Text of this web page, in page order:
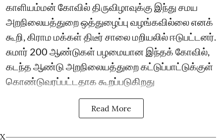
காளியம்மன் கோவில் திருவிழாவுக்கு இந்து சமய
அறநிலையத்துறை ஒத்துழைப்பு வழங்கவில்லை எனக்
கூறி, கிராம மக்கள் திடீர் சாலை மறியலில் ஈடுபட்டனர்.
சுமார் 200 ஆண்டுகள் பழமையான இந்தக் கோவில்,
கடந்த ஆண்டு அறநிலையத்துறை கட்டுப்பாட்டுக்குள்
கொண்டுவரப்பட்டதாக கூறப்படுகிறது
Read More
X